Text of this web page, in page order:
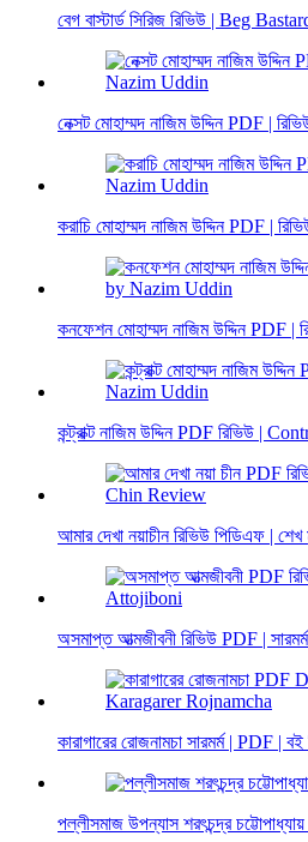
বেগ বাস্টার্ড সিরিজ রিভিউ | Beg
নেক্সট মোহাম্মদ নাজিম উদ্দিন PDF |
করাচি মোহাম্মদ নাজিম উদ্দিন PDF |
কনফেশন মোহাম্মদ নাজিম উদ্দিন PDF |
কন্ট্রাক্ট নাজিম উদ্দিন PDF রিভিউ |
আমার দেখা নয়াচীন রিভিউ পিডিএফ |
অসমাপ্ত আত্মজীবনী রিভিউ PDF |
কারাগারের রোজনামচা সারমর্ম | PDF |
পল্লীসমাজ উপন্যাস শরৎচন্দ্র